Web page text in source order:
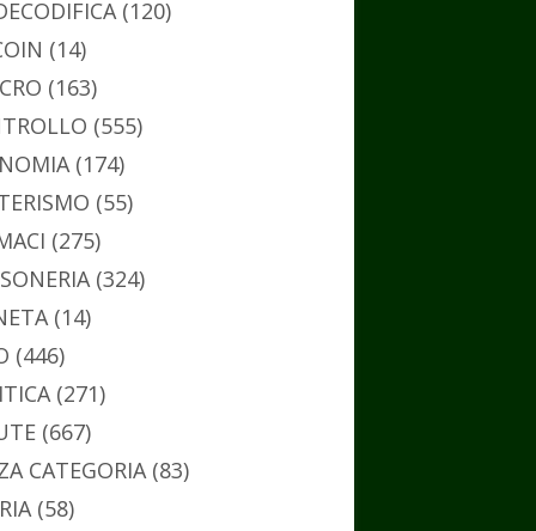
(120)
(14)
(163)
(555)
(174)
(55)
(275)
(324)
(14)
(446)
(271)
(667)
CATEGORIA(83)
(58)